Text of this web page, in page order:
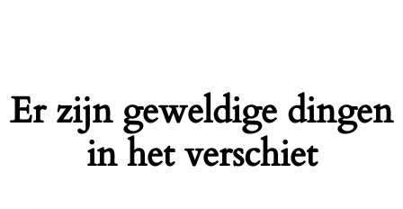
Er zijn geweldige dingen
in het verschiet